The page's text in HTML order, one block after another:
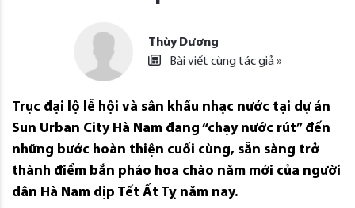
Thùy Dương
Bài viết cùng tác giả »
Trục đại lộ lễ hội và sân khấu nhạc nước tại dự án
Sun Urban City Hà Nam đang “chạy nước rút” đến
những bước hoàn thiện cuối cùng, sẵn sàng trở
thành điểm bắn pháo hoa chào năm mới của người
dân Hà Nam dịp Tết Ất Tỵ năm nay.